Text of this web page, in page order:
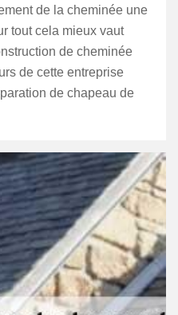
de la cheminée une
tout cela mieux vaut
de cheminée
de cette entreprise
de chapeau de